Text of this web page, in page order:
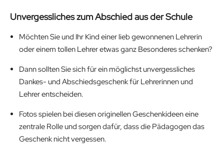
Unvergessliches zum Abschied aus der Schule
Möchten Sie und Ihr Kind einer lieb gewonnenen Lehrerin
oder einem tollen Lehrer etwas ganz Besonderes schenken?
Dann sollten Sie sich für ein möglichst unvergessliches
Dankes- und Abschiedsgeschenk für Lehrerinnen und
Lehrer entscheiden.
Fotos spielen bei diesen originellen Geschenkideen eine
zentrale Rolle und sorgen dafür, dass die Pädagogen das
Geschenk nicht vergessen.